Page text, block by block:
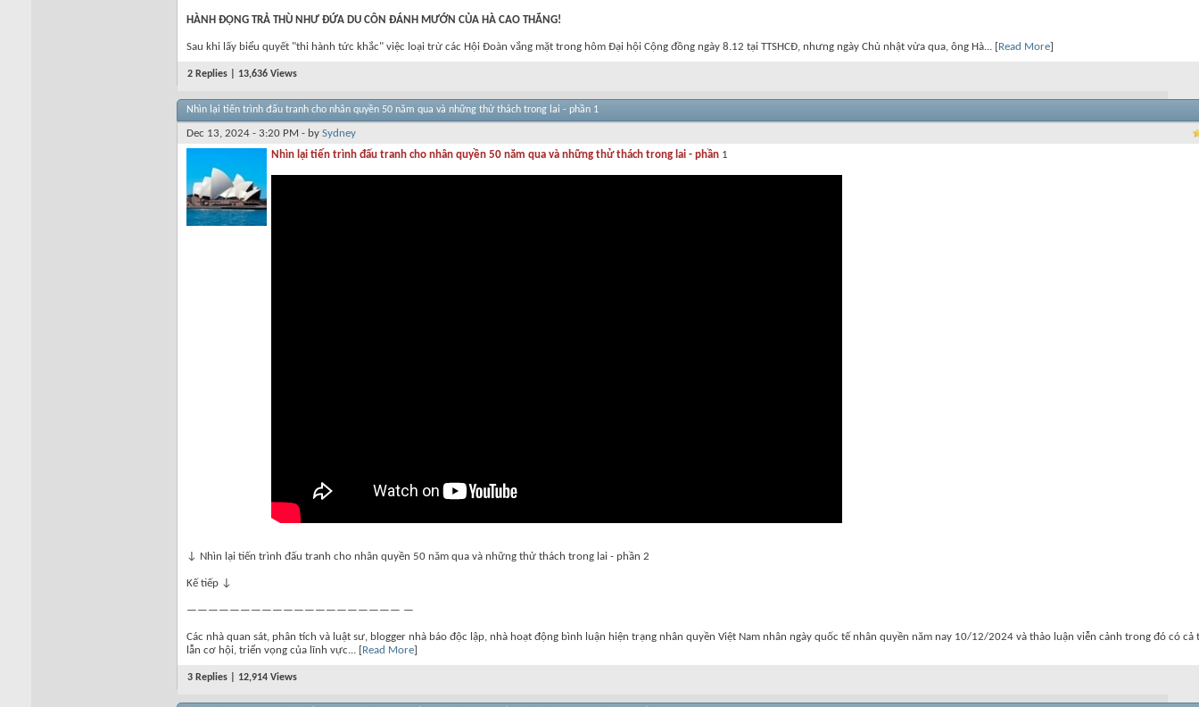
HÀNH ĐỘNG TRẢ THÙ NHƯ ĐỨA DU CÔN ĐÁNH MƯỚN CỦA HÀ CAO THẮNG!
Sau khi lấy biểu quyết "thi hành tức khắc" việc loại trừ các Hội Đoàn vắng mặt trong hôm Đại hội Cộng đồng ngày 8.12 tại TTSHCĐ, nhưng ngày Chủ nhật vừa qua, ông Hà... [Read More]
2 Replies | 13,636 Views
Nhìn lại tiến trình đấu tranh cho nhân quyền 50 năm qua và những thử thách trong lai - phần 1
Dec 13, 2024 - 3:20 PM - by Sydney
Nhìn lại tiến trình đấu tranh cho nhân quyền 50 năm qua và những thử thách trong lai - phần 1
↓ Nhìn lại tiến trình đấu tranh cho nhân quyền 50 năm qua và những thử thách trong lai - phần 2
Kế tiếp ↓
———————————————————— —
Các nhà quan sát, phân tích và luật sư, blogger nhà báo độc lập, nhà hoạt động bình luận hiện trạng nhân quyền Việt Nam nhân ngày quốc tế nhân quyền năm nay 10/12/2024 và thảo luận viễn cảnh trong đó có cả
lẫn cơ hội, triển vọng của lĩnh vực... [Read More]
3 Replies | 12,914 Views